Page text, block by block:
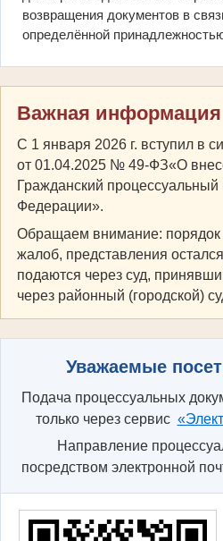
возвращения документов в
определённой
Важная информация
С 1 января 2026 г. вступил в
от 01.04.2025 № 49-ФЗ«О
Гражданский процессуальный
Федерации».
Обращаем внимание:
жалоб, представления
подаются через суд,
через районный (городской)
Уважаемые
Подача процессуальных
только через сервис
Направление
посредством электронной